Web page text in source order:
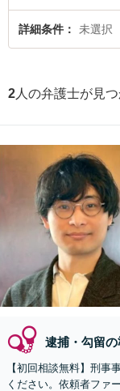
無料で逮捕・勾留の準抗
したい』などでお困りの
詳細条件 未選択
2 人の弁護士が見
逮捕・勾留
【初回相談無料】刑事
ください。依頼者ファ